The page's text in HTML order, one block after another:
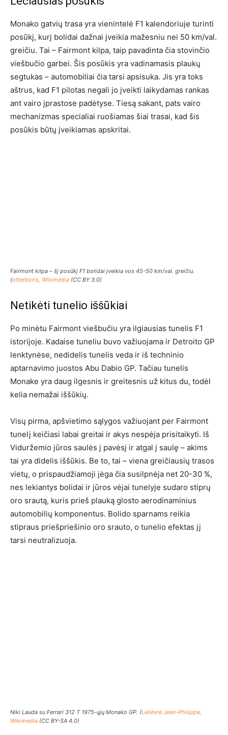
Monako gatvių trasa yra vienintelė F1 kalendoriuje turinti
posūkį, kurį bolidai dažnai įveikia mažesniu nei 50 km/val.
greičiu. Tai – Fairmont kilpa, taip pavadinta čia stovinčio
viešbučio garbei. Šis posūkis yra vadinamasis plaukų
segtukas – automobiliai čia tarsi apsisuka. Jis yra toks
aštrus, kad F1 pilotas negali jo įveikti laikydamas rankas
ant vairo įprastose padėtyse. Tiesą sakant, pats vairo
mechanizmas specialiai ruošiamas šiai trasai, kad šis
posūkis būtų įveikiamas apskritai.
Fairmont kilpa – šį posūkį F1 bolidai įveikia vos 45-50 km/val. greičiu.
(otterboris, Wikimedia (CC BY 3.0)
Netikėti tunelio iššūkiai
Po minėtu Fairmont viešbučiu yra ilgiausias tunelis F1
istorijoje. Kadaise tuneliu buvo važiuojama ir Detroito GP
lenktynėse, nedidelis tunelis veda ir iš techninio
aptarnavimo juostos Abu Dabio GP. Tačiau tunelis
Monake yra daug ilgesnis ir greitesnis už kitus du, todėl
kelia nemažai iššūkių.
Visų pirma, apšvietimo sąlygos važiuojant per Fairmont
tunelį keičiasi labai greitai ir akys nespėja prisitaikyti. Iš
Viduržemio jūros saulės į pavėsį ir atgal į saulę – akims
tai yra didelis iššūkis. Be to, tai – viena greičiausių trasos
vietų, o prispaudžiamoji jėga čia susilpnėja net 20-30 %,
nes lekiantys bolidai ir jūros vėjai tunelyje sudaro stiprų
oro srautą, kuris prieš plauką glosto aerodinaminius
automobilių komponentus. Bolido sparnams reikia
stipraus priešpriešinio oro srauto, o tunelio efektas jį
tarsi neutralizuoja.
Niki Lauda su Ferrari 312 T 1975-ųjų Monako GP. (Lelièvre Jean-Philippe,
Wikimedia (CC BY-SA 4.0)